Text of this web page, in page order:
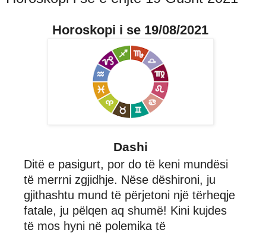
Horoskopi i se 19/08/2021
Dashi
Ditë e pasigurt, por do të keni mundësi
të merrni zgjidhje. Nëse dëshironi, ju
gjithashtu mund të përjetoni një tërheqje
fatale, ju pëlqen aq shumë! Kini kujdes
të mos hyni në polemika të